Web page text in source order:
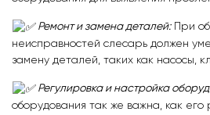
Ремонт и замена деталей:При
неисправностей слесарь должен
замену деталей, таких как насосы,
Регулировка и настройка
оборудования так же важна, как